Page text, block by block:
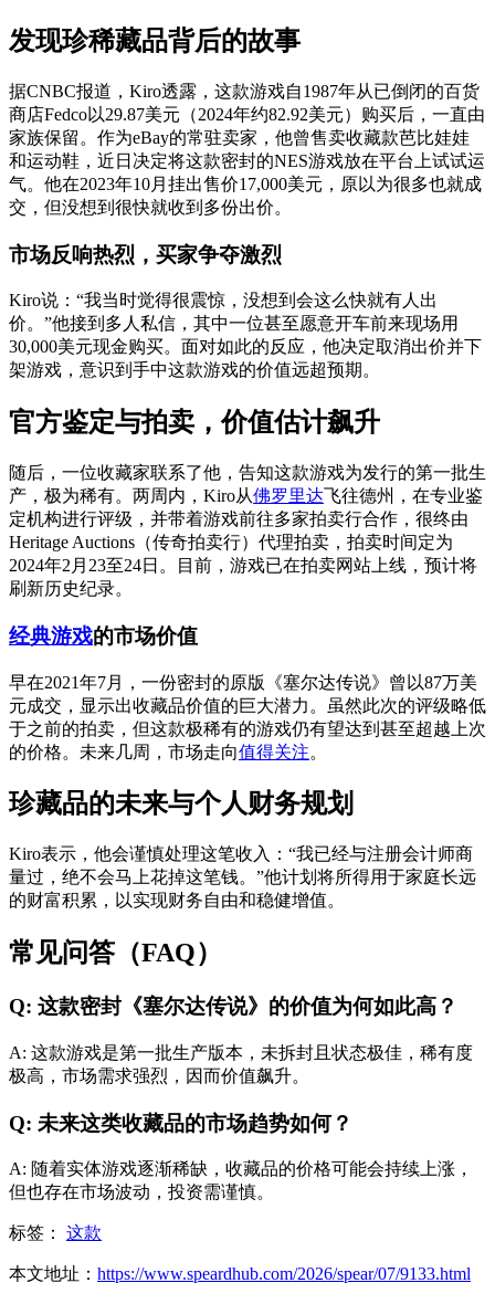
发现珍稀藏品背后的故事
据CNBC报道，Kiro透露，这款游戏自1987年从已倒闭的百货
商店Fedco以29.87美元（2024年约82.92美元）购买后，一直由
家族保留。作为eBay的常驻卖家，他曾售卖收藏款芭比娃娃
和运动鞋，近日决定将这款密封的NES游戏放在平台上试试运
气。他在2023年10月挂出售价17,000美元，原以为很多也就成
交，但没想到很快就收到多份出价。
市场反响热烈，买家争夺激烈
Kiro说：“我当时觉得很震惊，没想到会这么快就有人出
价。”他接到多人私信，其中一位甚至愿意开车前来现场用
30,000美元现金购买。面对如此的反应，他决定取消出价并下
架游戏，意识到手中这款游戏的价值远超预期。
官方鉴定与拍卖，价值估计飙升
随后，一位收藏家联系了他，告知这款游戏为发行的第一批生
产，极为稀有。两周内，Kiro从佛罗里达飞往德州，在专业鉴
定机构进行评级，并带着游戏前往多家拍卖行合作，很终由
Heritage Auctions（传奇拍卖行）代理拍卖，拍卖时间定为
2024年2月23至24日。目前，游戏已在拍卖网站上线，预计将
刷新历史纪录。
经典游戏的市场价值
早在2021年7月，一份密封的原版《塞尔达传说》曾以87万美
元成交，显示出收藏品价值的巨大潜力。虽然此次的评级略低
于之前的拍卖，但这款极稀有的游戏仍有望达到甚至超越上次
的价格。未来几周，市场走向值得关注。
珍藏品的未来与个人财务规划
Kiro表示，他会谨慎处理这笔收入：“我已经与注册会计师商
量过，绝不会马上花掉这笔钱。”他计划将所得用于家庭长远
的财富积累，以实现财务自由和稳健增值。
常见问答（FAQ）
Q: 这款密封《塞尔达传说》的价值为何如此高？
A: 这款游戏是第一批生产版本，未拆封且状态极佳，稀有度
极高，市场需求强烈，因而价值飙升。
Q: 未来这类收藏品的市场趋势如何？
A: 随着实体游戏逐渐稀缺，收藏品的价格可能会持续上涨，
但也存在市场波动，投资需谨慎。
标签： 这款
本文地址： https://www.speardhub.com/2026/spear/07/9133.html